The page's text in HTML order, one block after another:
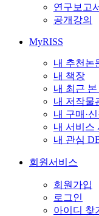
연구보고
공개강의
MyRISS
내 추천논
내 책장
내 최근 본
내 저작물
내 구매·
내 서비스
내 관심
회원서비스
회원가입
로그인
아이디 찾